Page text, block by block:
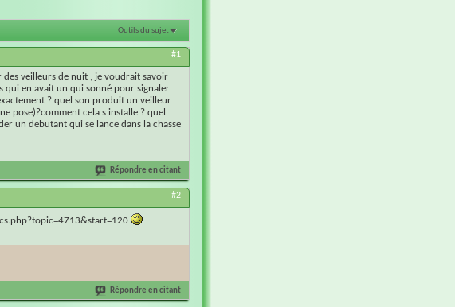
Outils du sujet
#1
veilleurs de nuit , je voudrait savoir
qui en avait un qui sonné pour signaler
? quel son produit un veilleur
pose)?comment cela s installe ? quel
un debutant qui se lance dans la chasse
Répondre en citant
#2
Répondre en citant